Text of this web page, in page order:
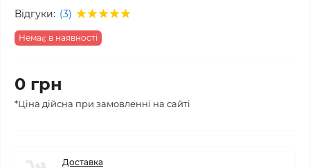
Відгуки: (3)
Немає в наявності
0 грн
*Ціна дійсна при замовленні на сайті
Доставка